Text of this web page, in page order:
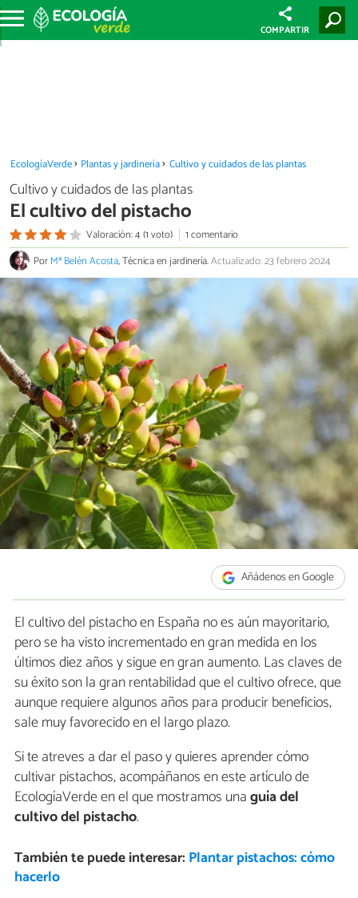
COMPARTIR
EcologíaVerde Plantas y jardinería Cultivo y cuidados de las plantas
Cultivo y cuidados de las plantas
El cultivo del pistacho
Valoración: 4 (1 voto)
1 comentario
PorMª Belén Acosta, Técnica en jardinería.Actualizado: 23 febrero 2024
Añádenos en Google
El cultivo del pistacho en España no es aún mayoritario,
pero se ha visto incrementado en gran medida en los
últimos diez años y sigue en gran aumento. Las claves de
su éxito son la gran rentabilidad que el cultivo ofrece, que
aunque requiere algunos años para producir beneficios,
sale muy favorecido en el largo plazo.
Si te atreves a dar el paso y quieres aprender cómo
cultivar pistachos, acompáñanos en este artículo de
EcologíaVerde en el que mostramos unaguía del
cultivo del pistacho.
También te puede interesar: Plantar pistachos: cómo
hacerlo